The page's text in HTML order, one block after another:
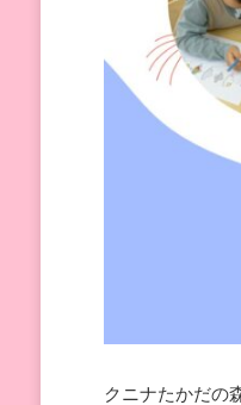
クニナたかだの